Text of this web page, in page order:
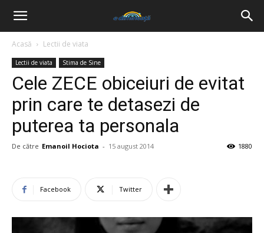
Acasă Lectii de viata
Lectii de viata Stima de Sine
Cele ZECE obiceiuri de evitat
prin care te detasezi de
puterea ta personala
De către Emanoil Hociota - 15 august 2014 1880
Facebook Twitter